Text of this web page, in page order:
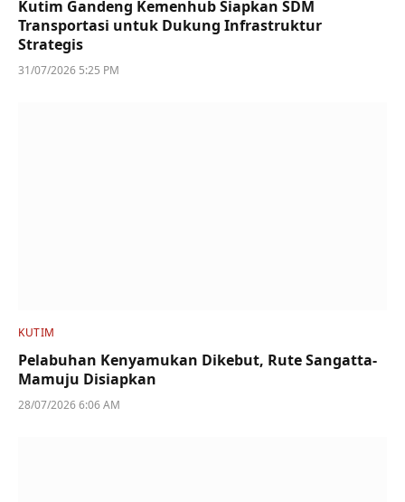
Kutim Gandeng Kemenhub Siapkan SDM
Transportasi untuk Dukung Infrastruktur
Strategis
31/07/2026 5:25 PM
KUTIM
Pelabuhan Kenyamukan Dikebut, Rute Sangatta-
Mamuju Disiapkan
28/07/2026 6:06 AM